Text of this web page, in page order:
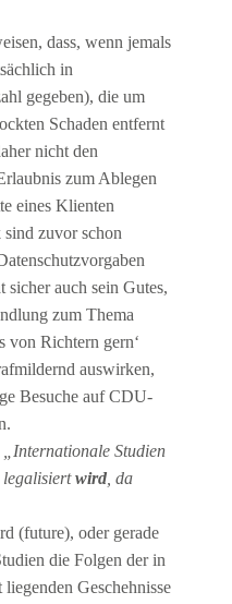
dass, wenn jemals
in
gegeben), die um
Schaden entfernt
nicht den
zum Ablegen
eines Klienten
sind zuvor schon
auch sein Gutes,
zum Thema
von Richtern gern‘
auswirken,
Besuche auf CDU-
Studien
legalisiertwird, da
(future), oder gerade
die Folgen der in
Geschehnisse